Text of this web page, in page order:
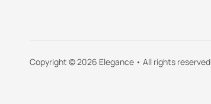
Copyright © 2026 Elegance • All rights reserved